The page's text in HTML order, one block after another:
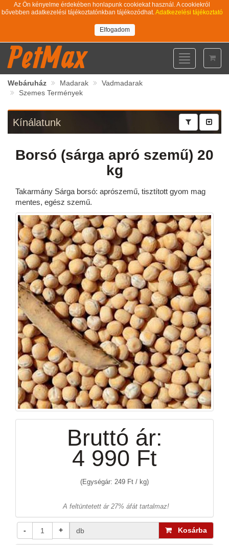
Az Ön kényelme érdekében honlapunk cookiekat használ. A cookiekról
bővebben adatkezelési tájékoztatónkban tájékozódhat.Adatkezelési tájékoztató
Elfogadom
PetMax
Toggle
navigation
Webáruház
Madarak
Vadmadarak
Szemes Termények
Kínálatunk
Borsó (sárga apró szemű) 20
kg
Takarmány Sárga borsó: aprószemű, tisztított gyom mag
mentes, egész szemű.
Bruttó ár:
4 990 Ft
(Egységár: 249 Ft / kg)
A feltüntetett ár 27% áfát tartalmaz!
- + db Kosárba